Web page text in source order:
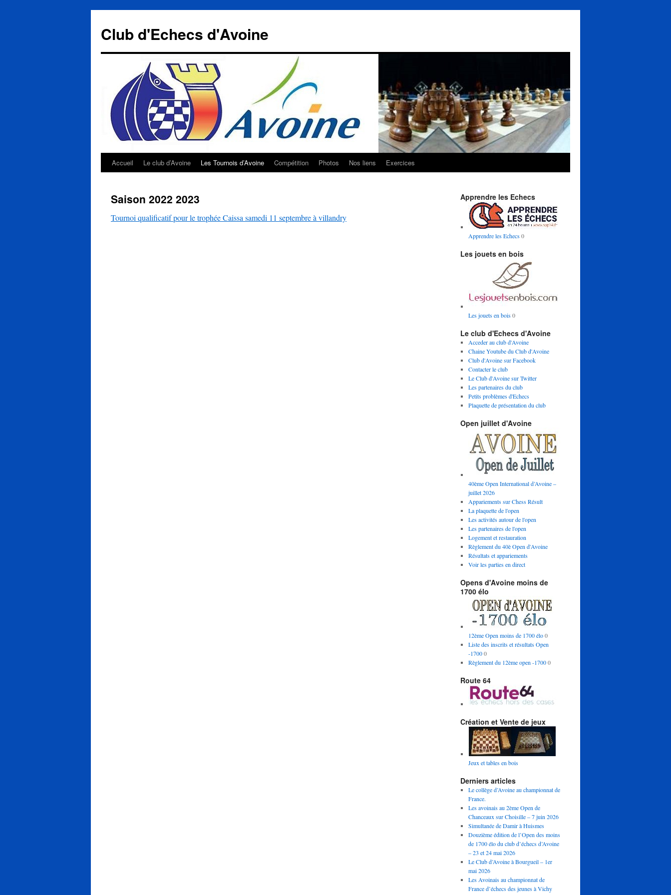
contenu
Club d'Echecs d'Avoine
Accueil Le club d’Avoine Les Tournois d’Avoine Compétition Photos Nos liens Exercices
Saison 2022 2023
Tournoi qualificatif pour le trophée Caissa samedi 11 septembre à villandry
Apprendre les Echecs
Apprendre les Echecs0
Les jouets en bois
Les jouets en bois0
Le club d'Echecs d'Avoine
Acceder au club d'Avoine
Chaine Youtube du Club d'Avoine
Club d'Avoine sur Facebook
Contacter le club
Le Club d'Avoine sur Twitter
Les partenaires du club
Petits problèmes d'Echecs
Plaquette de présentation du club
Open juillet d'Avoine
40ème Open International d’Avoine –
juillet 2026
Appariements sur Chess Résult
La plaquette de l'open
Les activités autour de l'open
Les partenaires de l'open
Logement et restauration
Règlement du 40è Open d'Avoine
Résultats et appariements
Voir les parties en direct
Opens d'Avoine moins de
1700 élo
12ème Open moins de 1700 élo0
Liste des inscrits et résultats Open
-17000
Règlement du 12ème open -17000
Route 64
Création et Vente de jeux
Jeux et tables en bois
Derniers articles
Le collège d’Avoine au championnat de
France.
Les avoinais au 2ème Open de
Chanceaux sur Choisille – 7 juin 2026
Simultanée de Damir à Huismes
Douzième édition de l’Open des moins
de 1700 élo du club d’échecs d’Avoine
– 23 et 24 mai 2026
Le Club d’Avoine à Bourgueil – 1er
mai 2026
Les Avoinais au championnat de
France d’échecs des jeunes à Vichy